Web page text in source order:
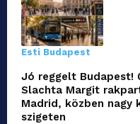
Esti Budapest
Jó reggelt Budapest!
Slachta Margit
Madrid, közben nagy
szigeten